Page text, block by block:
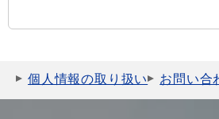
個人情報の取り扱い お問い合